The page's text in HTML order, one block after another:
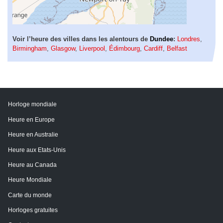
Voir l’heure des villes dans les alentours de Dundee: Londres
Birmingham Glasgow, Liverpool Édimbourg Cardiff Belfast
Horloge mondiale
Heure en Europe
Heure en Australie
Heure aux Etats-Unis
Heure au Canada
Heure Mondiale
Carte du monde
Horloges gratuites